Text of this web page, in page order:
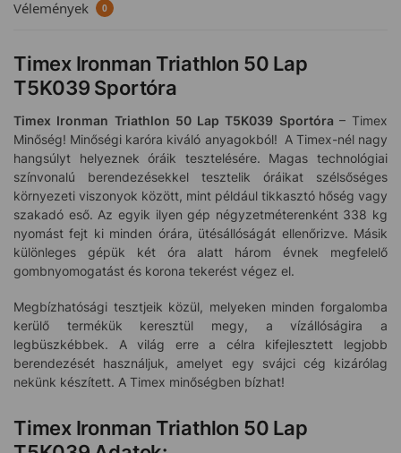
Vélemények 0
Timex Ironman Triathlon 50 Lap
T5K039 Sportóra
Timex Ironman Triathlon 50 Lap T5K039 Sportóra – Timex
Minőség! Minőségi karóra kiváló anyagokból! A Timex-nél nagy
hangsúlyt helyeznek óráik tesztelésére. Magas technológiai
színvonalú berendezésekkel tesztelik óráikat szélsőséges
környezeti viszonyok között, mint például tikkasztó hőség vagy
szakadó eső. Az egyik ilyen gép négyzetméterenként 338 kg
nyomást fejt ki minden órára, ütésállóságát ellenőrizve. Másik
különleges gépük két óra alatt három évnek megfelelő
gombnyomogatást és korona tekerést végez el.
Megbízhatósági tesztjeik közül, melyeken minden forgalomba
kerülő termékük keresztül megy, a vízállóságira a
legbüszkébbek. A világ erre a célra kifejlesztett legjobb
berendezését használjuk, amelyet egy svájci cég kizárólag
nekünk készített. A Timex minőségben bízhat!
Timex Ironman Triathlon 50 Lap